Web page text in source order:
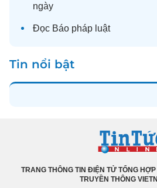
ngày
Đọc Báo pháp luật
Tin nổi bật
TRANG THÔNG TIN ĐIỆN TỬ TỔNG
TRUYỀN THÔNG